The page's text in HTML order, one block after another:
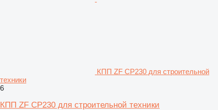
КПП ZF CP230 для строительной
техники
6
КПП ZF CP230 для строительной техники